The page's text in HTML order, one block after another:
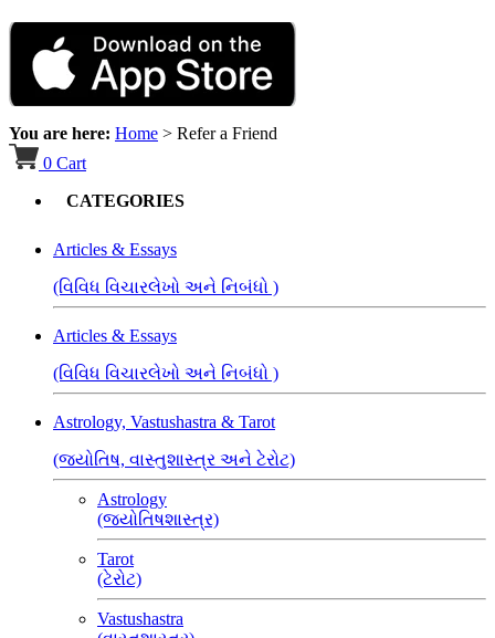
You are here: Home > Refer a Friend
0 Cart
CATEGORIES
Articles & Essays
(વિવિધ વિચારલેખો અને નિબંધો )
Articles & Essays
(વિવિધ વિચારલેખો અને નિબંધો )
Astrology, Vastushastra & Tarot
(જ્યોતિષ, વાસ્તુશાસ્ત્ર અને ટેરોટ)
Astrology
(જ્યોતિષશાસ્ત્ર)
Tarot
(ટેરોટ)
Vastushastra